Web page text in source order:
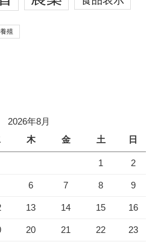
養殖
2026年8月
木 金 土 日
1 2
6 7 8 9
13 14 15 16
20 21 22 23